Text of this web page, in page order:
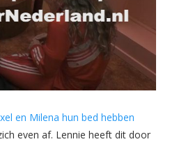
en Milena hun bed hebben
even af. Lennie heeft dit door